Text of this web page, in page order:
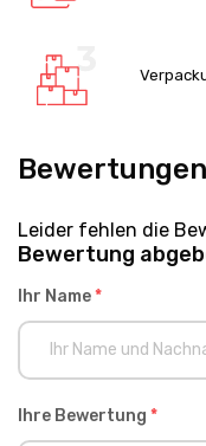
Bewertungen
Leider fehlen die
Bewertung
Ihr Name*
Ihre Bewertung *